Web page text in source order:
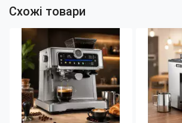
Схожі товари